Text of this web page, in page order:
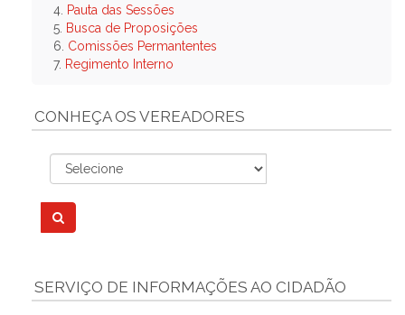
4. Pauta das Sessões
5. Busca de Proposições
6. Comissões Permantentes
7. Regimento Interno
CONHEÇA OS VEREADORES
SERVIÇO DE INFORMAÇÕES AO CIDADÃO